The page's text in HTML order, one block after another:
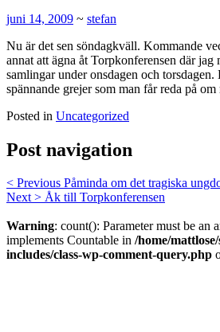
juni 14, 2009 ~ stefan
Nu är det sen söndagkväll. Kommande
annat att ägna åt Torpkonferensen där
samlingar under onsdagen och torsdagen.
spännande grejer som man får reda på
Posted in Uncategorized
Post navigation
< Previous Påminda om det tragiska
Next > Åk till Torpkonferensen
Warning: count(): Parameter must be an
implements Countable in /home/
includes/class-wp-comment-query.php